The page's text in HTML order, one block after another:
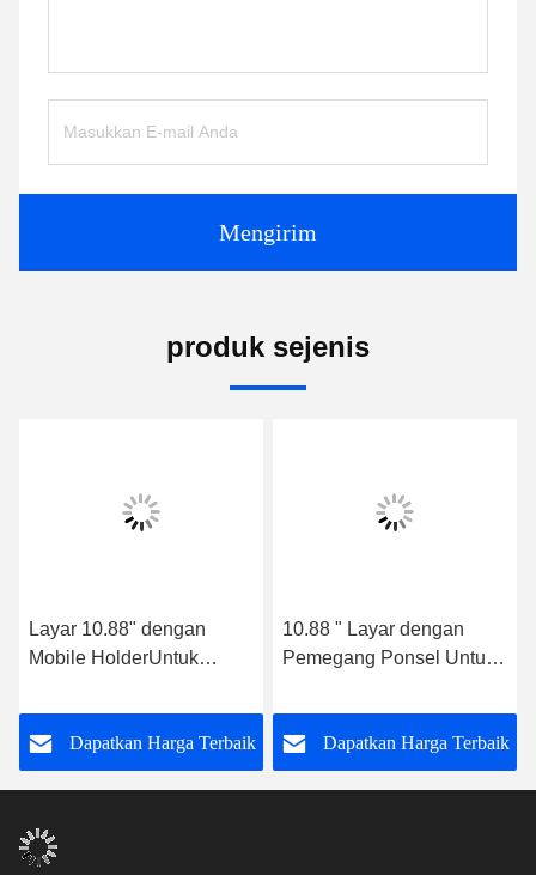
Mengirim
produk sejenis
Layar 10.88" dengan
Mobile HolderUntuk
Multimedia Stereo
Dapatkan Harga Terbaik
10.88 " Layar dengan
Pemegang Ponsel Untuk
Multimedia Stereo GPS
CarPlay Player
Dapatkan Harga Terbaik